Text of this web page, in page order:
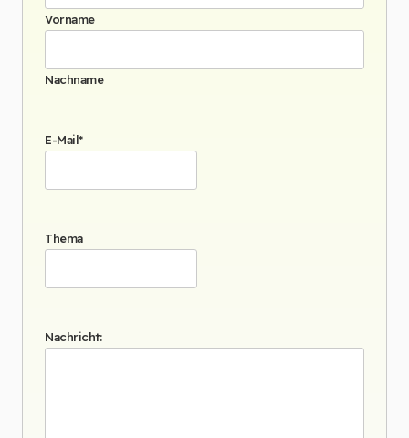
Vorname
Nachname
E-Mail*
Thema
Nachricht: